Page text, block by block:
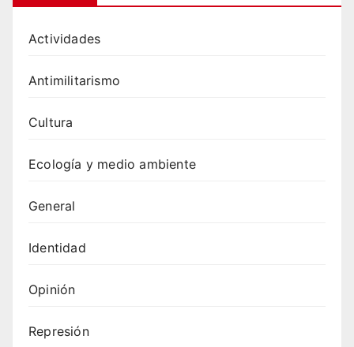
Actividades
Antimilitarismo
Cultura
Ecología y medio ambiente
General
Identidad
Opinión
Represión